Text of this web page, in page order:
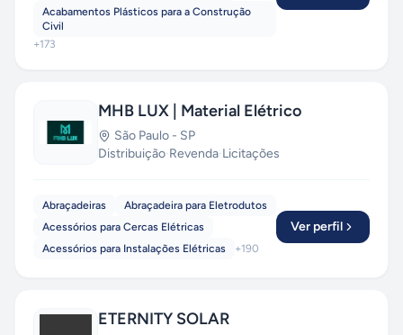
Acabamentos Plásticos para a Construção
Civil
+173
MHB LUX | Material Elétrico
São Paulo - SP
Distribuição·Revenda·Licitações
Abraçadeiras
Abraçadeira para Eletrodutos
Acessórios para Cercas Elétricas
Acessórios para Instalações Elétricas
+190
Ver perfil
ETERNITY SOLAR